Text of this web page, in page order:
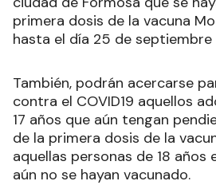
primera dosis de la vacuna
hasta el día 25 de septiembre
También, podrán acercarse
contra el COVID19 aquellos
17 años que aún tengan
de la primera dosis de la
aquellas personas de 18 años
aún no se hayan vacunado.